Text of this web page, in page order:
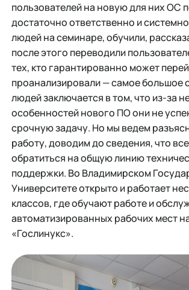
пользователей на новую для них ОС
достаточно ответственно и
людей на семинаре, обучили,
после этого переводили
тех, кто гарантированно может
проанализировали — самое большое
людей заключается в том, что из-за
особенностей нового ПО они не
срочную задачу. Но мы ведем
работу, доводим до сведения, что
обратиться на общую линию
поддержки. Во Владимирском
Университете открыто и работает
классов, где обучают работе и
автоматизированных рабочих мест
«Гослинукс».